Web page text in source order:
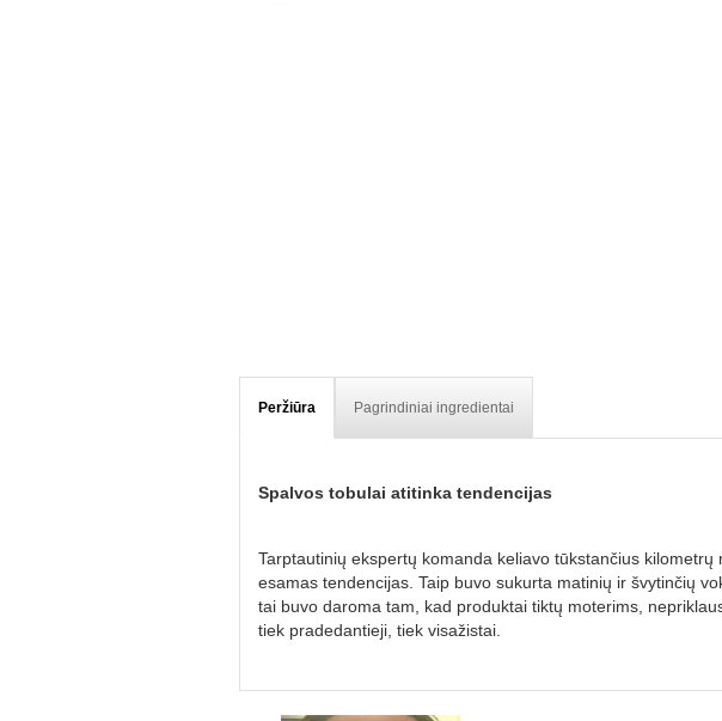
Peržiūra Pagrindiniai ingredientai
Spalvos tobulai atitinka tendencijas
Tarptautinių ekspertų komanda keliavo tūkstančius
esamas tendencijas. Taip buvo sukurta matinių ir švytinčių
tai buvo daroma tam, kad produktai tiktų moterims,
tiek pradedantieji, tiek visažistai.